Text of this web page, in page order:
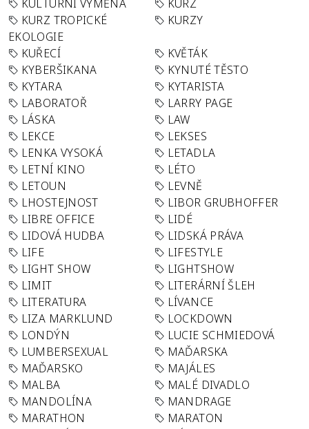
KULTURNÍ VÝMĚNA
KURZ
KURZ TROPICKÉ
EKOLOGIE
KURZY
KUŘECÍ
KVĚTÁK
KYBERŠIKANA
KYNUTÉ TĚSTO
KYTARA
KYTARISTA
LABORATOŘ
LARRY PAGE
LÁSKA
LAW
LEKCE
LEKSES
LENKA VYSOKÁ
LETADLA
LETNÍ KINO
LÉTO
LETOUN
LEVNĚ
LHOSTEJNOST
LIBOR GRUBHOFFER
LIBRE OFFICE
LIDÉ
LIDOVÁ HUDBA
LIDSKÁ PRÁVA
LIFE
LIFESTYLE
LIGHT SHOW
LIGHTSHOW
LIMIT
LITERÁRNÍ ŠLEH
LITERATURA
LÍVANCE
LIZA MARKLUND
LOCKDOWN
LONDÝN
LUCIE SCHMIEDOVÁ
LUMBERSEXUAL
MAĎARSKA
MAĎARSKO
MAJÁLES
MALBA
MALÉ DIVADLO
MANDOLÍNA
MANDRAGE
MARATHON
MARATON